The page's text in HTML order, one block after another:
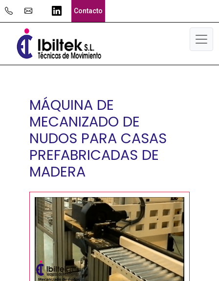
Skip
content
Se abrirá nueva ventana
Contacto
MÁQUINA DE
MECANIZADO DE
NUDOS PARA CASAS
PREFABRICADAS DE
MADERA